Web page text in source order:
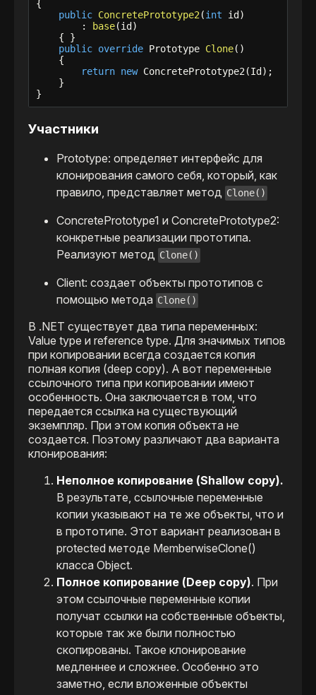
{
public ConcretePrototype2 (int id)
        :
base(id)
    { }
public override Prototype Clone()
    {
return new ConcretePrototype2(Id);
    }
}
Участники
Prototype: определяет интерфейс для
клонирования самого себя, который, как
правило, представляет метод Clone()
ConcretePrototype1 и ConcretePrototype2:
конкретные реализации прототипа.
Реализуют метод Clone()
Client: создает объекты прототипов с
помощью метода Clone()
В .NET существует два типа переменных:
Value type и reference type. Для значимых типов
при копировании всегда создается копия
полная копия (deep copy). А вот переменные
ссылочного типа при копировании имеют
особенность. Она заключается в том, что
передается ссылка на существующий
экземпляр. При этом копия объекта не
создается. Поэтому различают два варианта
клонирования:
Неполное копирование (Shallow copy).
В результате, ссылочные переменные
копии указывают на те же объекты, что и
в прототипе. Этот вариант реализован в
protected методе MemberwiseClone()
класса Object.
Полное копирование (Deep copy). При
этом ссылочные переменные копии
получат ссылки на собственные объекты,
которые так же были полностью
скопированы. Такое клонирование
медленнее и сложнее. Особенно это
заметно, если вложенные объекты